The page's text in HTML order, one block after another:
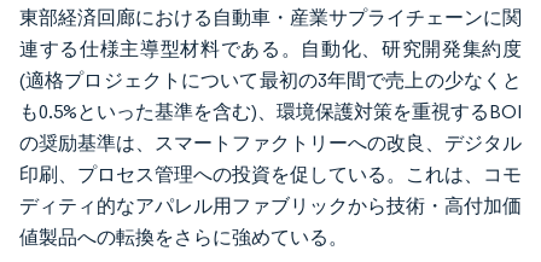
東部経済回廊における自動車・産業サプライチェーンに関
連する仕様主導型材料である。自動化、研究開発集約度
(適格プロジェクトについて最初の3年間で売上の少なくと
も0.5%といった基準を含む)、環境保護対策を重視するBOI
の奨励基準は、スマートファクトリーへの改良、デジタル
印刷、プロセス管理への投資を促している。これは、コモ
ディティ的なアパレル用ファブリックから技術・高付加価
値製品への転換をさらに強めている。